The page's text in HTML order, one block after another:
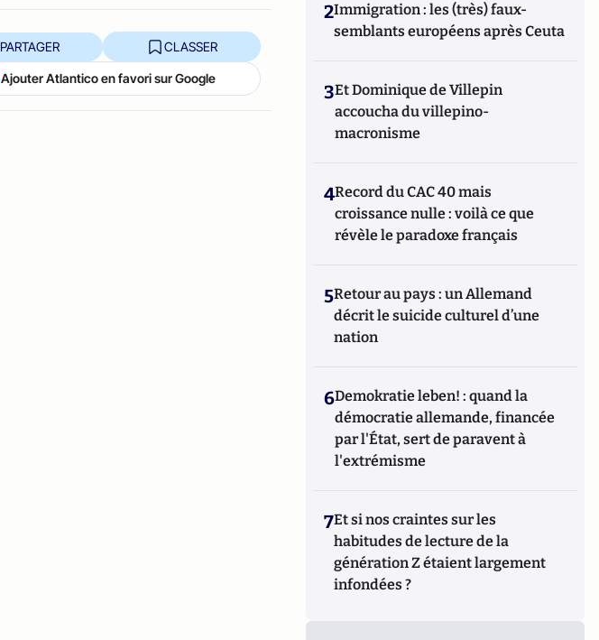
PARTAGER CLASSER
Ajouter Atlantico en favori sur Google
2Immigration : les (très) faux-
semblants européens après Ceuta
3Et Dominique de Villepin
accoucha du villepino-
macronisme
4Record du CAC 40 mais
croissance nulle : voilà ce que
révèle le paradoxe français
5Retour au pays : un Allemand
décrit le suicide culturel d’une
nation
6Demokratie leben! : quand la
démocratie allemande, financée
par l'État, sert de paravent à
l'extrémisme
7Et si nos craintes sur les
habitudes de lecture de la
génération Z étaient largement
infondées ?